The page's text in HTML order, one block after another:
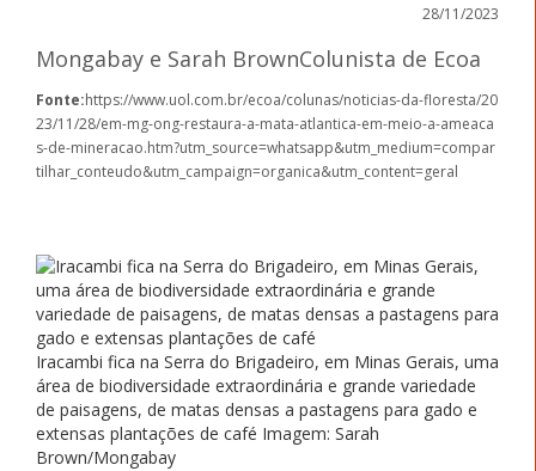
28/11/2023
Mongabay e Sarah BrownColunista de Ecoa
Fonte:https://www.uol.com.br/ecoa/colunas/noticias-da-floresta/20
23/11/28/em-mg-ong-restaura-a-mata-atlantica-em-meio-a-ameaca
s-de-mineracao.htm?utm_source=whatsapp&utm_medium=compar
tilhar_conteudo&utm_campaign=organica&utm_content=geral
Iracambi fica na Serra do Brigadeiro, em Minas Gerais, uma
área de biodiversidade extraordinária e grande variedade
de paisagens, de matas densas a pastagens para gado e
extensas plantações de café Imagem: Sarah
Brown/Mongabay